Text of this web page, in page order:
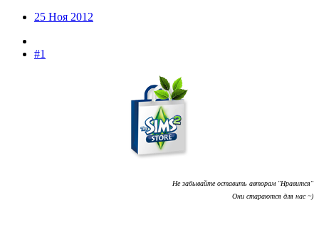
25 Ноя 2012
#1
Не забывайте оставить авторам "Нравится"
Они стараются для нас ~)